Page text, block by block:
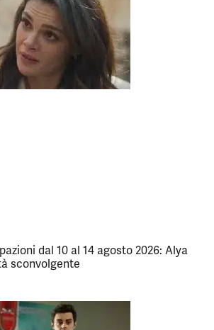
dal 10 al 14 agosto 2026: Alya
sconvolgente